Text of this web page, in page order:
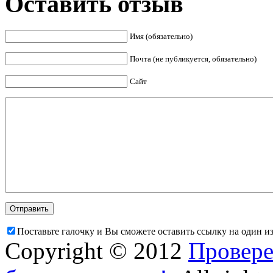
Имя (обязательно)
Почта (не публикуется, обязательно)
Сайт
Поставьте галочку и Вы сможете оставить ссылку на один
Copyright © 2012